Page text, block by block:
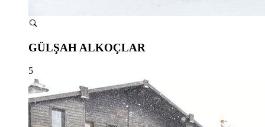
GÜLŞAH ALKOÇLAR
5